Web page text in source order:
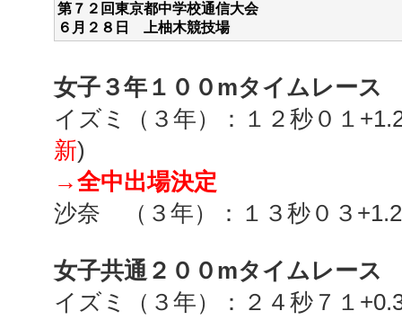
第７２回東京都中学校通信大会
６月２８ 日 上柚木競技場
女子３年１００ mタイムレース
イズミ（３年）：１２秒０１
新)
→全中出場決定
沙奈 （３年）：１３秒０３
女子共通２００ mタイムレース
イズミ（３年）：２４秒７１